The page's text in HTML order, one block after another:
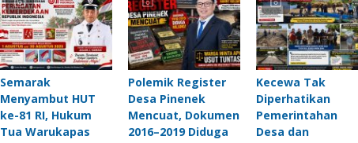
Semarak
Menyambut HUT
ke-81 RI, Hukum
Tua Warukapas
Polemik Register
Desa Pinenek
Mencuat, Dokumen
2016–2019 Diduga
Kecewa Tak
Diperhatikan
Pemerintahan
Desa dan